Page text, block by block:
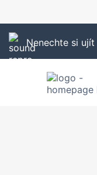
Nenechte si ujít